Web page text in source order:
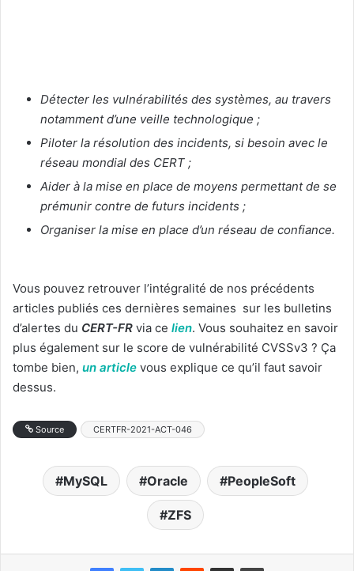
Détecter les vulnérabilités des systèmes, au travers
notamment d’une veille technologique ;
Piloter la résolution des incidents, si besoin avec le
réseau mondial des CERT ;
Aider à la mise en place de moyens permettant de se
prémunir contre de futurs incidents ;
Organiser la mise en place d’un réseau de confiance.
Vous pouvez retrouver l’intégralité de nos précédents
articles publiés ces dernières semaines sur les bulletins
d’alertes du CERT-FR via ce lien. Vous souhaitez en savoir
plus également sur le score de vulnérabilité CVSSv3 ? Ça
tombe bien, un article vous explique ce qu’il faut savoir
dessus.
Source CERTFR-2021-ACT-046
MySQL Oracle PeopleSoft
ZFS